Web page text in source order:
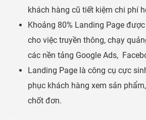
khách hàng cũ tiết kiệm chi phí
Khoảng 80% Landing Page
cho việc truyền thông, chạy
các nền tảng Google Ads,
Landing Page là công cụ cực
phục khách hàng xem sản
chốt đơn.